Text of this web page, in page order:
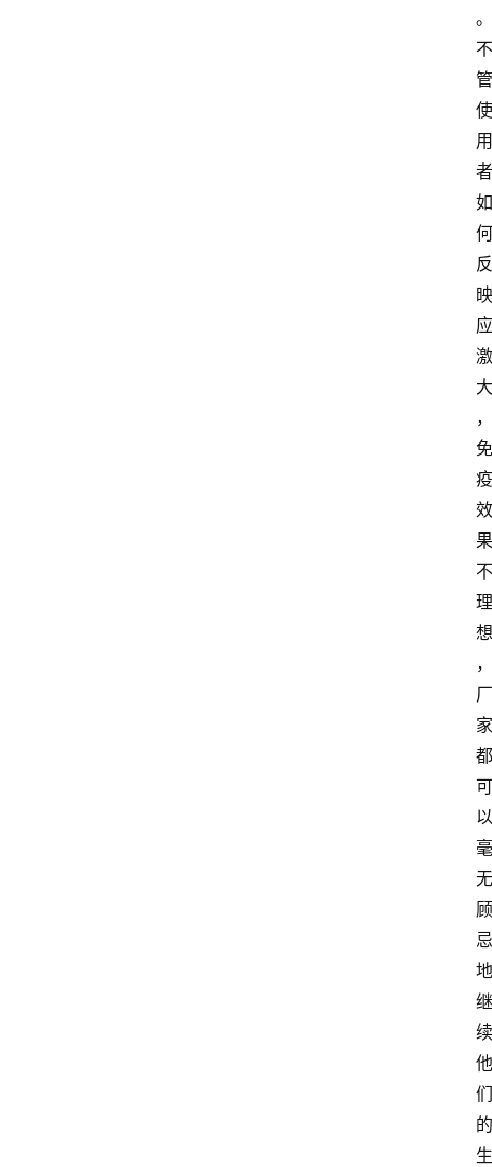
。
不
管
使
用
者
如
何
反
映
应
激
大
，
免
疫
效
果
不
理
想
，
厂
家
都
可
以
毫
无
顾
忌
地
继
续
他
们
的
生